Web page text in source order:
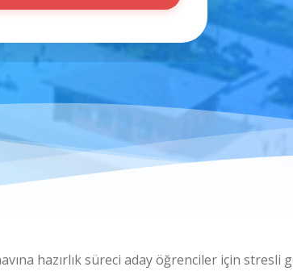
hazırlık süreci aday öğrenciler için